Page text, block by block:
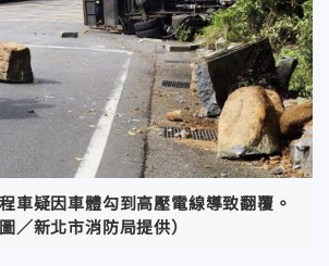
車疑因車體勾到高壓電線導致翻覆。
圖／新北市消防局提供）